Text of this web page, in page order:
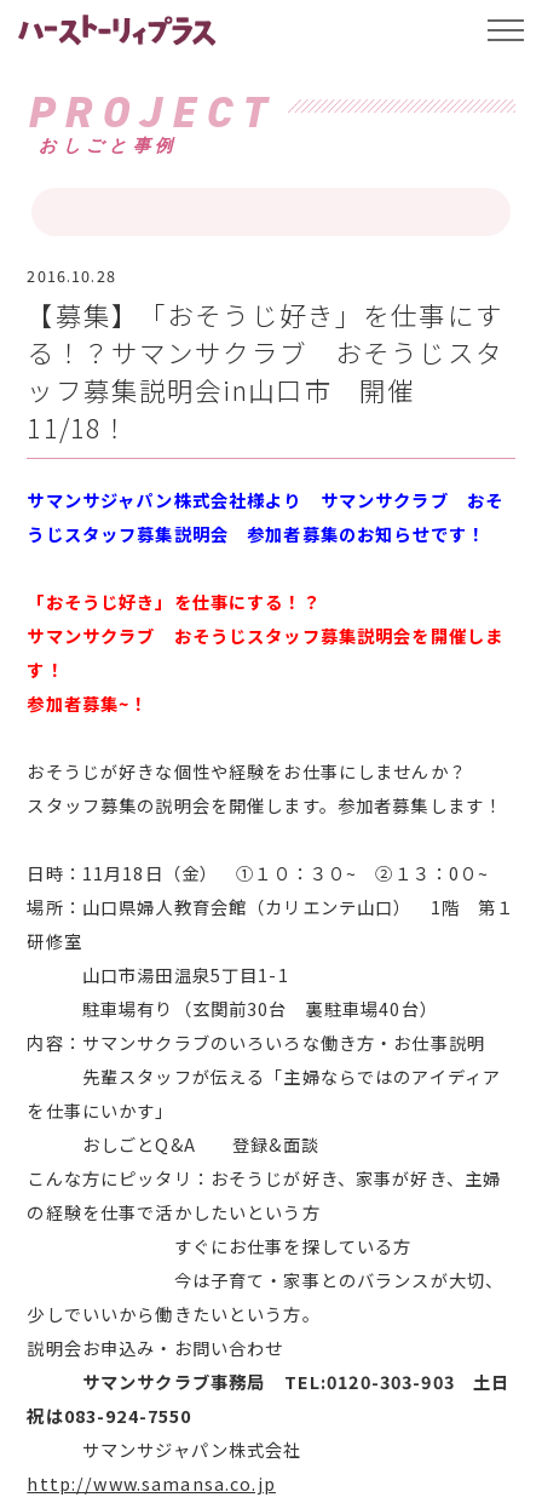
ハーストーリィプ
PROJECT
おしごと事例
2016.10.28
【募集】「おそうじ好き」を仕事にす
る！？サマンサクラブ おそうじスタ
ッフ募集説明会in山口市 開催
11/18！
サマンサジャパン株式会社様より サマンサクラブ おそ
うじスタッフ募集説明会 参加者募集のお知らせです！
「おそうじ好き」を仕事にする！？
サマンサクラブ おそうじスタッフ募集説明会を開催しま
す！
参加者募集~！
おそうじが好きな個性や経験をお仕事にしませんか？
スタッフ募集の説明会を開催します。参加者募集します！
日時：11月18日（金） ①１０：３０~ ②１３：0０~
場所：山口県婦人教育会館（カリエンテ山口） 1階 第１
研修室
山口市湯田温泉5丁目1-1
駐車場有り（玄関前30台 裏駐車場40台）
内容：サマンサクラブのいろいろな働き方・お仕事説明
先輩スタッフが伝える「主婦ならではのアイディア
を仕事にいかす」
おしごとQ&A 登録&面談
こんな方にピッタリ：おそうじが好き、家事が好き、主婦
の経験を仕事で活かしたいという方
すぐにお仕事を探している方
今は子育て・家事とのバランスが大切、
少しでいいから働きたいという方。
説明会お申込み・お問い合わせ
サマンサクラブ事務局
TEL:0120-303-903 土日
祝は083-924-7550
サマンサジャパン株式会社
http://www.samansa.co.jp
t
l